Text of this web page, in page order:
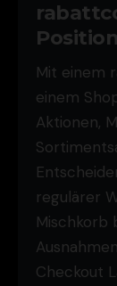
Mit einem
einem
Aktionen,
regulärer
Mischkorb
Checkout